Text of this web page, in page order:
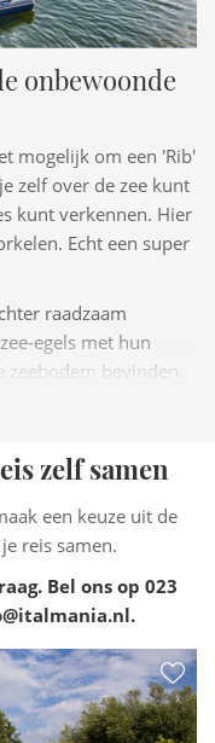
onbewoonde
mogelijk om een 'Rib'
zelf over de zee kunt
kunt verkennen. Hier
Echt een super
raadzaam
egels met hun
bevinden.
zelf samen
een keuze uit de
reis samen.
Bel ons op 023